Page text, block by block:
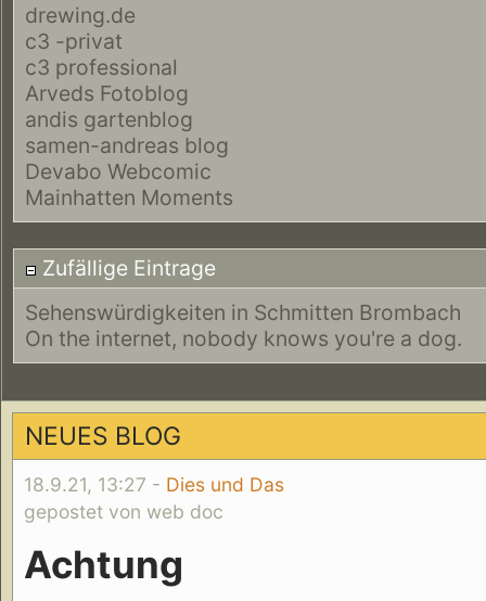
drewing.de
c3 -privat
c3 professional
Arveds Fotoblog
andis gartenblog
samen-andreas blog
Devabo Webcomic
Mainhatten Moments
Zufällige Eintrage
Sehenswürdigkeiten in Schmitten Brombach
On the internet, nobody knows you're a dog.
NEUES BLOG
18.9.21, 13:27 - Dies und Das
gepostet von web doc
Achtung